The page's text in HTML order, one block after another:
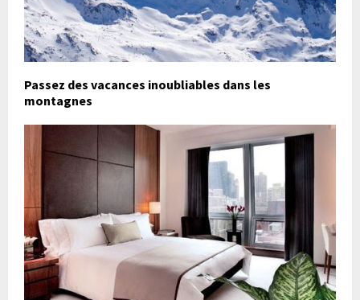
Passez des vacances inoubliables dans les
montagnes